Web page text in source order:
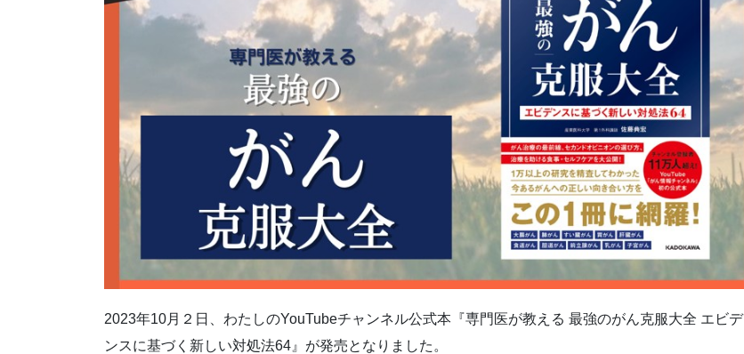
2023年10月２日、わたしのYouTubeチャンネル公式本『専門医が教える 最強のがん克服大全 エビデ
ンスに基づく新しい対処法64』が発売となりました。